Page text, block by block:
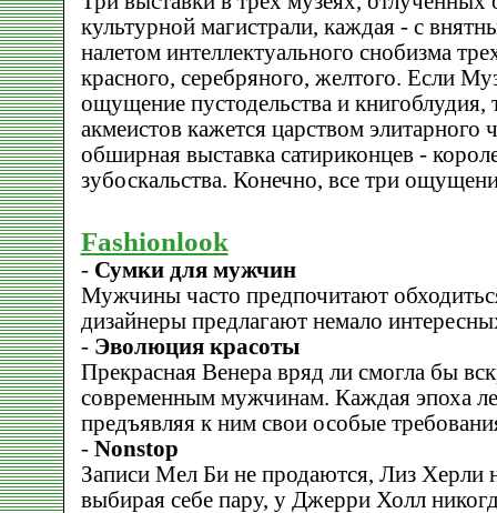
культурной магистрали, каждая - с
налетом интеллектуального снобизма
красного, серебряного, желтого. Если
ощущение пустодельства и книгоблудия,
акмеистов кажется царством элитарного
обширная выставка сатириконцев -
зубоскальства. Конечно, все три
Fashionlook
- Сумки для мужчин
Мужчины часто предпочитают
дизайнеры предлагают немало
- Эволюция красоты
Прекрасная Венера вряд ли смогла бы
современным мужчинам. Каждая эпоха
предъявляя к ним свои особые
- Nonstop
Записи Мел Би не продаются, Лиз Херли
выбирая себе пару, у Джерри Холл